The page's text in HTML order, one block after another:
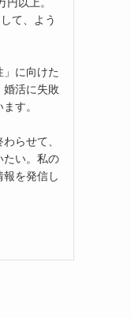
て、よう
」に向けた
婚活に失敗
す。
らせて、
たい。私の
を発信し